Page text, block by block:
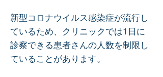
新型コロナウイルス感染症が流行し
ているため、クリニックでは1日に
診察できる患者さんの人数を制限し
ていることがあります。